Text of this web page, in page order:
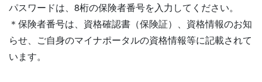
パスワードは、8桁の保険者番号を入力してください。
＊保険者番号は、資格確認書（保険証）、資格情報のお知
らせ、ご自身のマイナポータルの資格情報等に記載されて
います。